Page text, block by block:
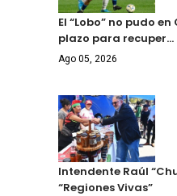
El “Lobo” no pudo
plazo para recuper…
Ago 05, 2026
Intendente Raúl
“Regiones Vivas”